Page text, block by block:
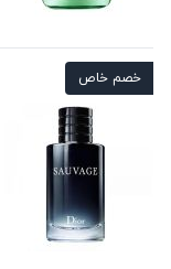
خصم خاص